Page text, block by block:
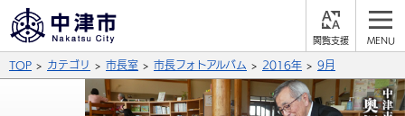
支
文字の大きさ
拡大 標準 縮小
サイト内検索
TOP カテゴリ 市長室 市長フォトアルバム 2016年 9月